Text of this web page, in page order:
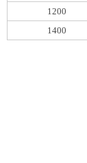
1200
1400